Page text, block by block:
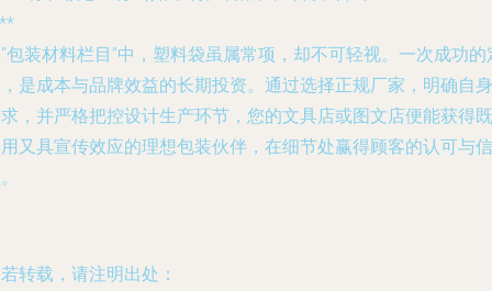
包装材料栏目”中，塑料袋虽属常项，却不可轻视。一次成功的
是成本与品牌效益的长期投资。通过选择正规厂家，明确自身
，并严格把控设计生产环节，您的文具店或图文店便能获得既
又具宣传效应的理想包装伙伴，在细节处赢得顾客的认可与信
转载，请注明出处：